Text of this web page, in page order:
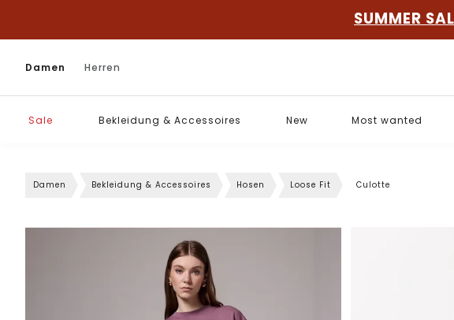
SUMMER
Damen Herren
Sale Bekleidung & Accessoires New Most wanted
Damen Bekleidung & Accessoires Hosen Loose Fit Culotte